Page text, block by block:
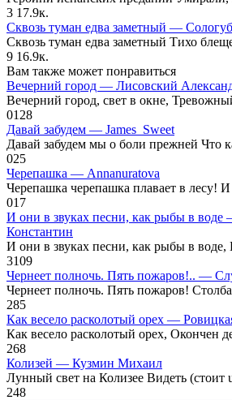
3 17.9к.
Сквозь туман едва заметный —
Сквозь туман едва заметный Тихо
9 16.9к.
Вам также может понравиться
Вечерний город — Лисовский
Вечерний город, свет в окне,
0128
Давай забудем — James_Sweet
Давай забудем мы о боли прежней Что
025
Черепашка — Annanuratova
Черепашка черепашка плавает в лесу!
017
И они в звуках песни, как рыбы в воде
Константин
И они в звуках песни, как рыбы в воде,
3109
Чернеет полночь. Пять пожаров!.. —
Чернеет полночь. Пять пожаров!
285
Как весело расколотый орех —
Как весело расколотый орех, Окончен
268
Колизей — Кузмин Михаил
Лунный свет на Колизее Видеть (стоит
248